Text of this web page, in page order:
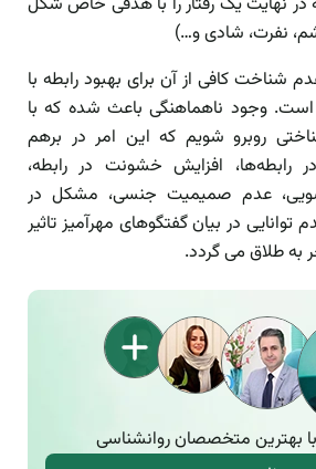
نفرت، شادی و…)
شناخت کافی از آن برای بهبود رابطه با
وجود ناهماهنگی باعث شده که با
روبرو شویم که این امر در برهم
رابطه‌ها، افزایش خشونت در رابطه،
عدم صمیمیت جنسی، مشکل در
توانایی در بیان گفتگوهای مهرآمیز تاثیر
به طلاق می گردد.
با بهترین متخصصان روانشناسی